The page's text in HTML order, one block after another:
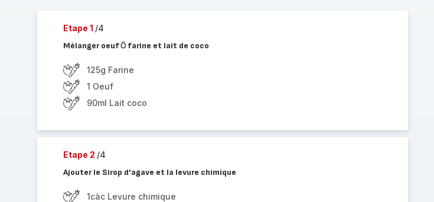
Etape 1 /4
Mélanger oeuf🥚farine et lait de coco
125g Farine
1 Oeuf
90ml Lait coco
Etape 2 /4
Ajouter le Sirop d'agave et la levure chimique
1càc Levure chimique